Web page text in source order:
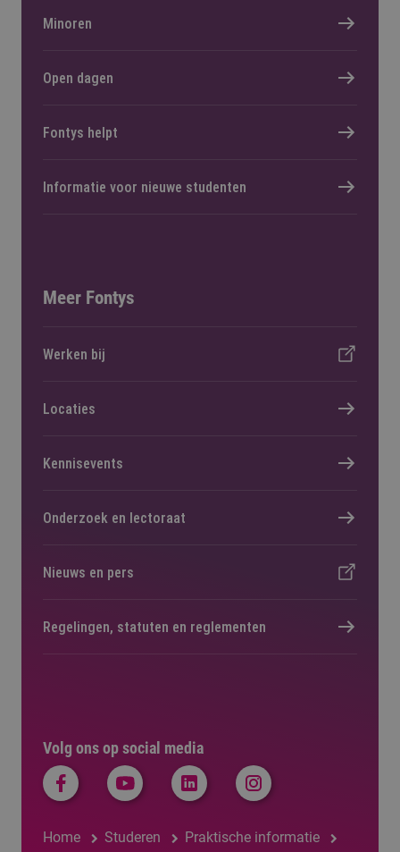
Volg ons op social media
Home Studeren
Praktische informatie
Minoren
Open dagen
Fontys helpt
Informatie voor nieuwe studenten
Meer Fontys
Werken bij
Locaties
Kennisevents
Onderzoek en lectoraat
Nieuws en pers
Regelingen, statuten en reglementen